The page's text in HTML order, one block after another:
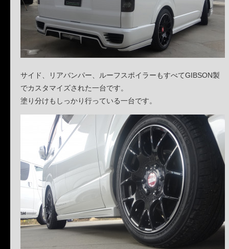
サイド、リアバンパー、ルーフスポイラーもすべてGIBSON製
でカスタマイズされた一台です。
塗り分けもしっかり行っている一台です。